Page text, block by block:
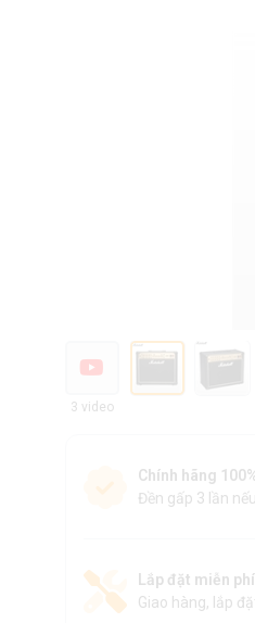
3 video
Chính hãng
Đền gấp 3 lần
Lắp đặt miễn phí
Giao hàng, lắp